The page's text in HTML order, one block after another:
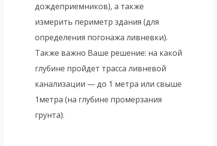
дождеприемников), а также
измерить периметр здания (для
определения погонажа ливневки).
Также важно Ваше решение: на какой
глубине пройдет трасса ливневой
канализации — до 1 метра или свыше
1метра (на глубине промерзания
грунта).